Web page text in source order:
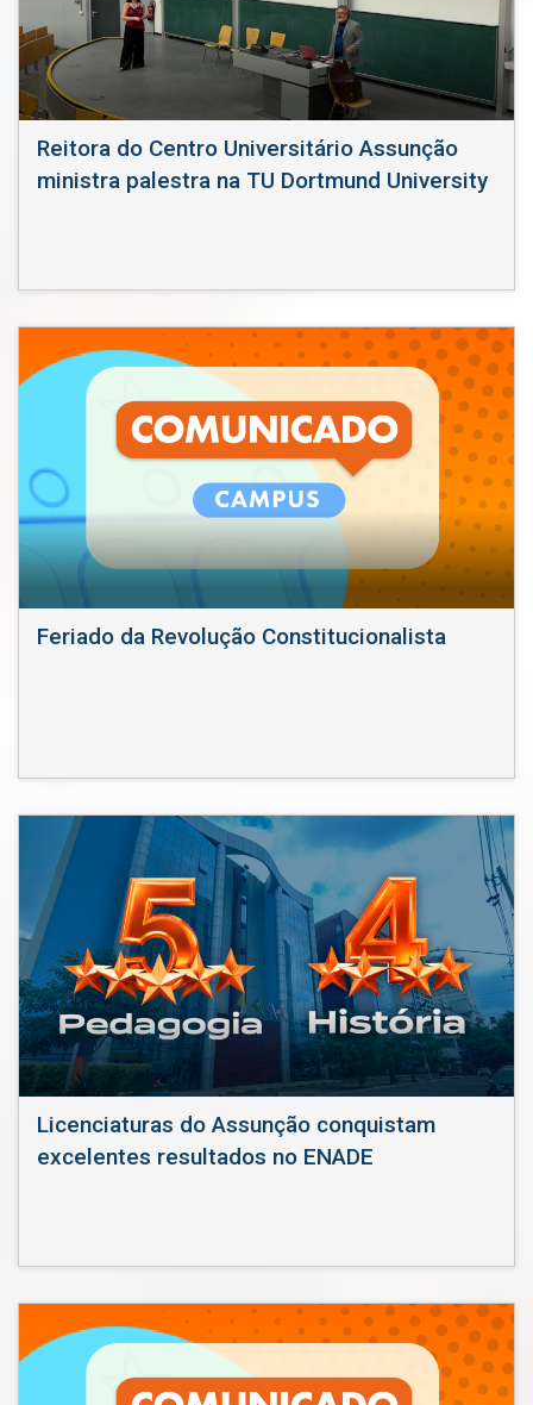
Reitora do Centro Universitário Assunção
ministra palestra na TU Dortmund University
Feriado da Revolução Constitucionalista
Licenciaturas do Assunção conquistam
excelentes resultados no ENADE